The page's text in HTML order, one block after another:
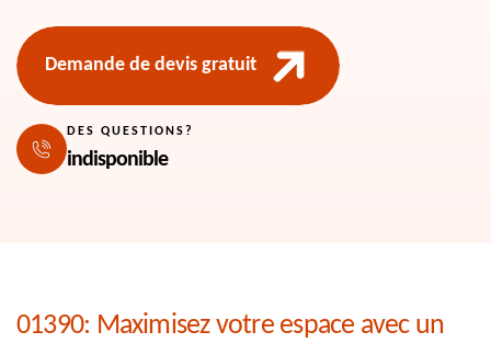
Demande de devis gratuit
DES QUESTIONS?
indisponible
01390: Maximisez votre espace avec un